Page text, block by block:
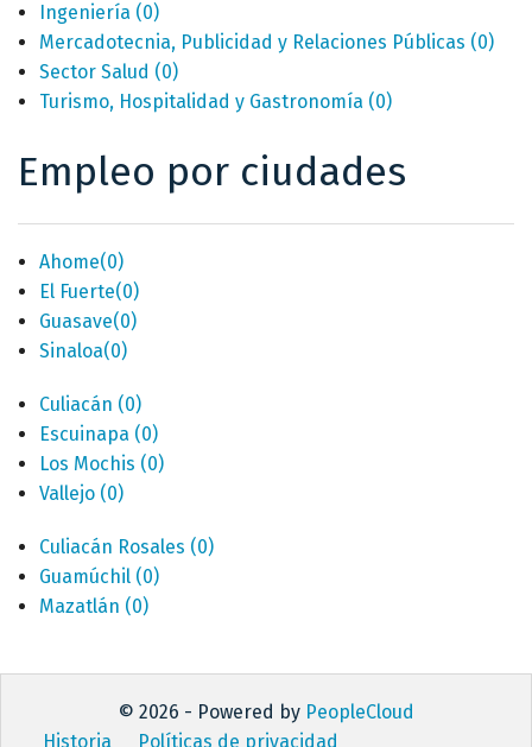
Ingeniería (0)
Mercadotecnia, Publicidad y Relaciones Públicas (0)
Sector Salud (0)
Turismo, Hospitalidad y Gastronomía (0)
Empleo por ciudades
Ahome(0)
El Fuerte(0)
Guasave(0)
Sinaloa(0)
Culiacán (0)
Escuinapa (0)
Los Mochis (0)
Vallejo (0)
Culiacán Rosales (0)
Guamúchil (0)
Mazatlán (0)
© 2026 - Powered by PeopleCloud
Historia
Políticas de privacidad